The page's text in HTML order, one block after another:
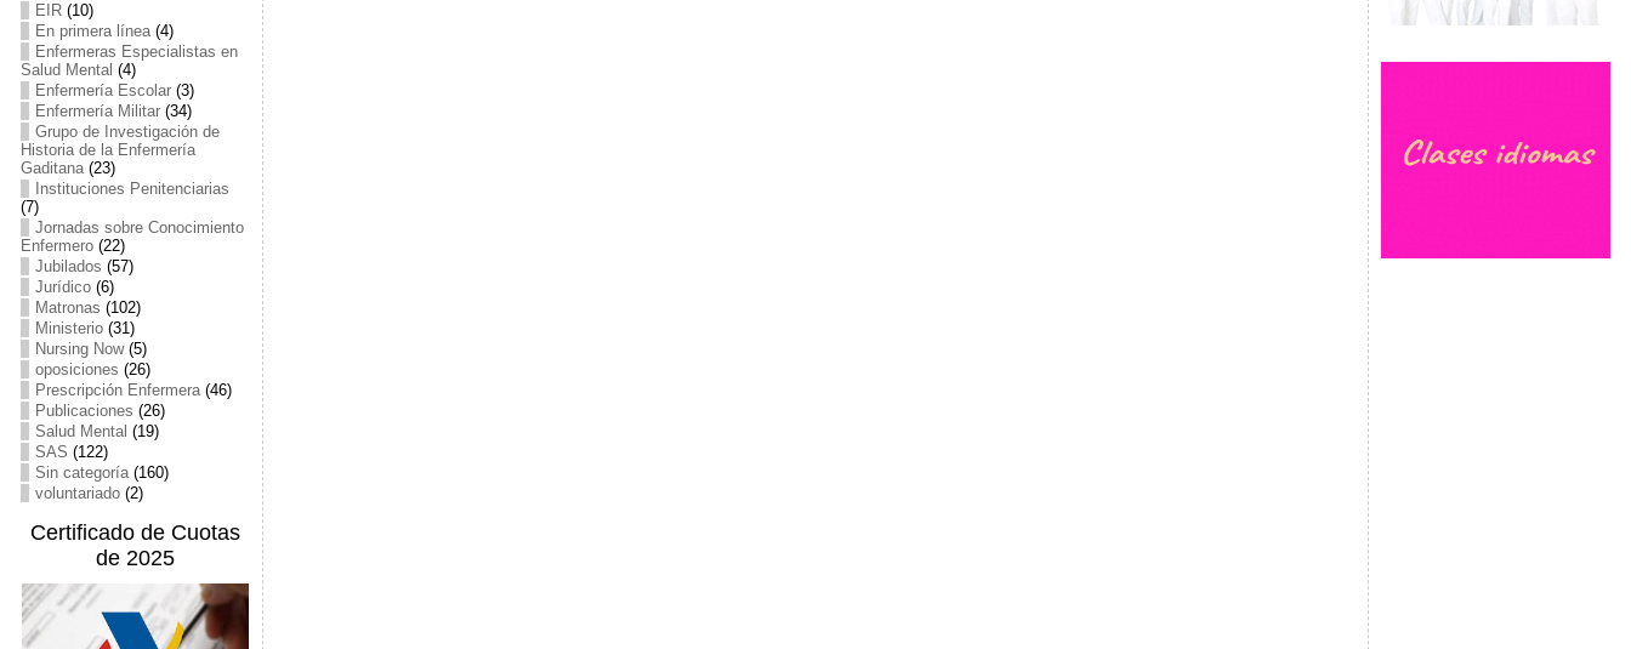
EIR(10)
En primera línea(4)
Enfermeras Especialistas en
Salud Mental (4)
Enfermería Escolar(3)
Enfermería Militar(34)
Grupo de Investigación de
Historia de la Enfermería
Gaditana(23)
Instituciones Penitenciarias
(7)
Jornadas sobre Conocimiento
Enfermero(22)
Jubilados (57)
Jurídico(6)
Matronas (102)
Ministerio(31)
Nursing Now(5)
oposiciones (26)
Prescripción Enfermera(46)
Publicaciones (26)
Salud Mental (19)
SAS (122)
Sin categoría(160)
voluntariado(2)
Certificado de Cuotas
de 2025